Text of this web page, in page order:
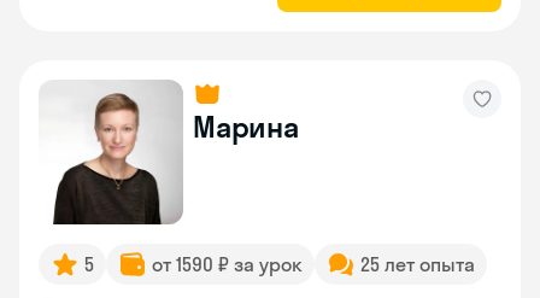
Марина
5 от 1590 ₽ за урок 25 лет опыта